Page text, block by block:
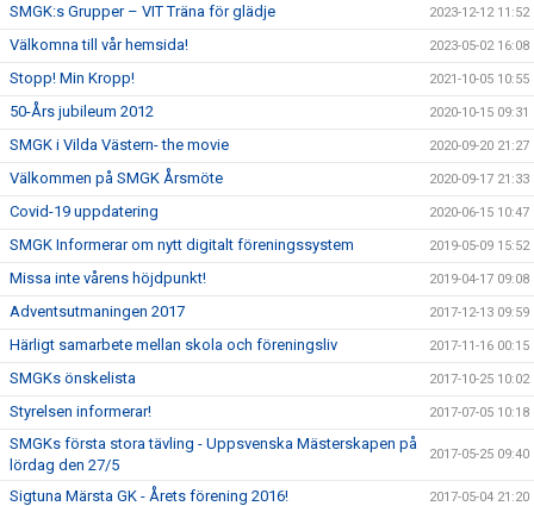
SMGK:s Grupper – VIT Träna för glädje 2023-12-12 11:52
Välkomna till vår hemsida! 2023-05-02 16:08
Stopp! Min Kropp! 2021-10-05 10:55
50-Års jubileum 2012 2020-10-15 09:31
SMGK i Vilda Västern- the movie 2020-09-20 21:27
Välkommen på SMGK Årsmöte 2020-09-17 21:33
Covid-19 uppdatering 2020-06-15 10:47
SMGK Informerar om nytt digitalt föreningssystem 2019-05-09 15:52
Missa inte vårens höjdpunkt! 2019-04-17 09:08
Adventsutmaningen 2017 2017-12-13 09:59
Härligt samarbete mellan skola och föreningsliv 2017-11-16 00:15
SMGKs önskelista 2017-10-25 10:02
Styrelsen informerar! 2017-07-05 10:18
SMGKs första stora tävling - Uppsvenska Mästerskapen på
lördag den 27/5
2017-05-25 09:40
Sigtuna Märsta GK - Årets förening 2016! 2017-05-04 21:20